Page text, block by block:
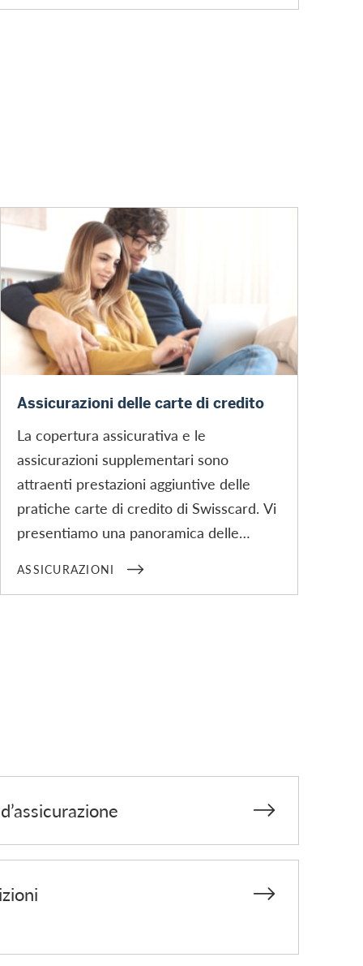
Assicurazioni
Assicurazioni delle carte di credito
La copertura assicurativa e le
assicurazioni supplementari sono
attraenti prestazioni aggiuntive delle
pratiche carte di credito di Swisscard. Vi
presentiamo una panoramica delle
automaticamente parte integrante del
ASSICURAZIONI